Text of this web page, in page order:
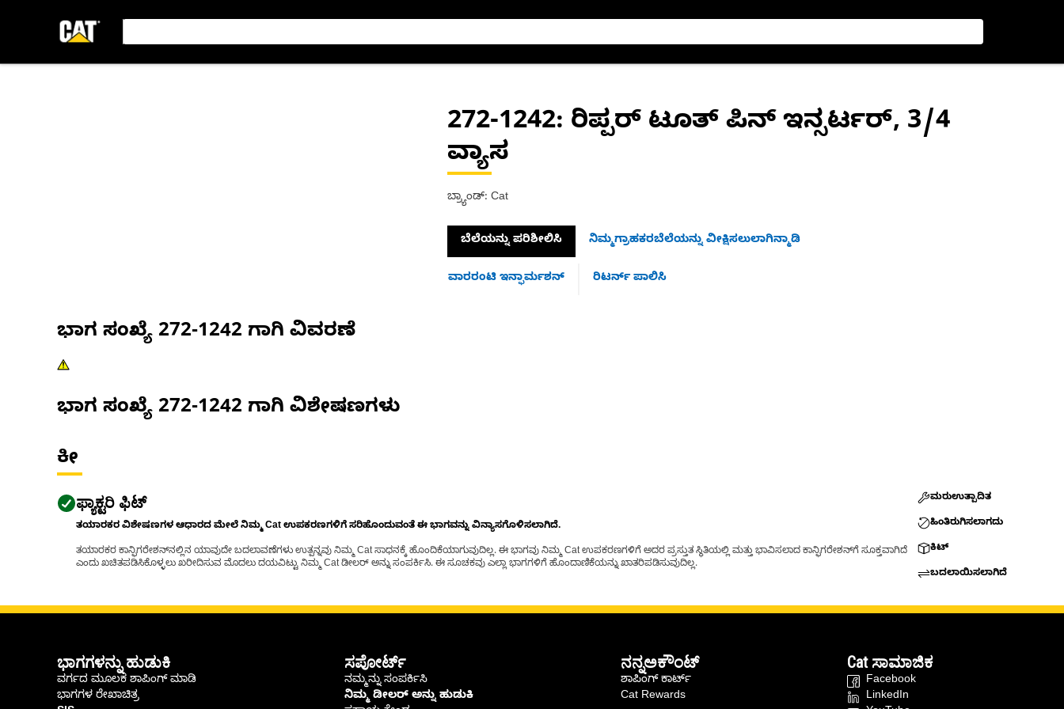
272-1242: ರಿಪ್ಪರ್ ಟೂತ್ ಪಿನ್ ಇನ್ಸರ್ಟರ್, 3/4
ವ್ಯಾಸ
ಬ್ರ್ಯಾಂಡ್: Cat
ಬೆಲೆಯನ್ನು ಪರಿಶೀಲಿಸಿ ನಿಮ್ಮಗ್ರಾಹಕರಬೆಲೆಯನ್ನು ವೀಕ್ಷಿಸಲುಲಾಗಿನ್ಮಾಡಿ
ವಾರರಂಟಿ ಇನ್ಫಾರ್ಮಶನ್ ರಿಟರ್ನ್ ಪಾಲಿಸಿ
ಭಾಗ ಸಂಖ್ಯೆ 272-1242 ಗಾಗಿ ವಿವರಣೆ
ಭಾಗ ಸಂಖ್ಯೆ 272-1242 ಗಾಗಿ ವಿಶೇಷಣಗಳು
ಕೀ
ಫ್ಯಾಕ್ಟರಿ ಫಿಟ್
ತಯಾರಕರ ವಿಶೇಷಣಗಳ ಆಧಾರದ ಮೇಲೆ ನಿಮ್ಮ Cat ಉಪಕರಣಗಳಿಗೆ ಸರಿಹೊಂದುವಂತೆ ಈ ಭಾಗವನ್ನು ವಿನ್ಯಾಸಗೊಳಿಸಲಾಗಿದೆ.
ತಯಾರಕರ ಕಾನ್ಫಿಗರೇಶನ್‌ನಲ್ಲಿನ ಯಾವುದೇ ಬದಲಾವಣೆಗಳು ಉತ್ಪನ್ನವು ನಿಮ್ಮ Cat ಸಾಧನಕ್ಕೆ ಹೊಂದಿಕೆಯಾಗುವುದಿಲ್ಲ. ಈ ಭಾಗವು ನಿಮ್ಮ Cat ಉಪಕರಣಗಳಿಗೆ ಅದರ ಪ್ರಸ್ತುತ ಸ್ಥಿತಿಯಲ್ಲಿ ಮತ್ತು ಭಾವಿಸಲಾದ ಕಾನ್ಫಿಗರೇಶನ್‌ಗೆ ಸೂಕ್ತವಾಗಿದೆ
ಎಂದು ಖಚಿತಪಡಿಸಿಕೊಳ್ಳಲು ಖರೀದಿಸುವ ಮೊದಲು ದಯವಿಟ್ಟು ನಿಮ್ಮ Cat ಡೀಲರ್ ಅನ್ನು ಸಂಪರ್ಕಿಸಿ. ಈ ಸೂಚಕವು ಎಲ್ಲಾ ಭಾಗಗಳಿಗೆ ಹೊಂದಾಣಿಕೆಯನ್ನು ಖಾತರಿಪಡಿಸುವುದಿಲ್ಲ.
ಮರುಉತ್ಪಾದಿತ
ಹಿಂತಿರುಗಿಸಲಾಗದು
ಕಿಟ್
ಬದಲಾಯಿಸಲಾಗಿದೆ
ಭಾಗಗಳನ್ನು ಹುಡುಕಿ
ವರ್ಗದ ಮೂಲಕ ಶಾಪಿಂಗ್ ಮಾಡಿ
ಭಾಗಗಳ ರೇಖಾಚಿತ್ರ
ಸಪೋರ್ಟ್
ನಮ್ಮನ್ನು ಸಂಪರ್ಕಿಸಿ
ನಿಮ್ಮ ಡೀಲರ್ ಅನ್ನು ಹುಡುಕಿ
ನನ್ನಅಕೌಂಟ್
ಶಾಪಿಂಗ್ ಕಾರ್ಟ್
Cat Rewards
Cat ಸಾಮಾಜಿಕ
Facebook
LinkedIn